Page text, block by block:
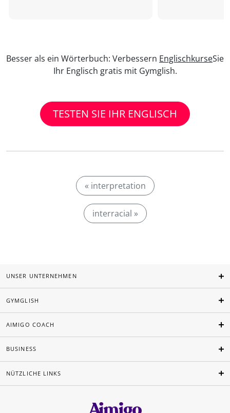
Besser als ein Wörterbuch: Verbessern EnglischkurseSie
Ihr Englisch gratis mit Gymglish.
TESTEN SIE IHR ENGLISCH
« interpretation
interracial »
UNSER UNTERNEHMEN
GYMGLISH
AIMIGO COACH
BUSINESS
NÜTZLICHE LINKS